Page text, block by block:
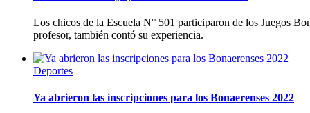
Los chicos de la Escuela N° 501 participaron de los Juegos
profesor, también contó su experiencia.
Deportes
Ya abrieron las inscripciones para los Bonaerenses 2022